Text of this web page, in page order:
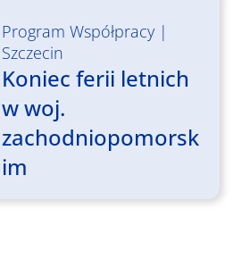
Program Współpracy|
Szczecin
Koniec ferii letnich
w woj.
zachodniopomorsk
im